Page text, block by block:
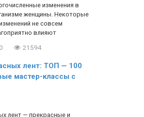
изменения в
женщины. Некоторые
не совсем
влияют
0 21594
лент: ТОП — 100
мастер-классы с
лент — прекрасные и